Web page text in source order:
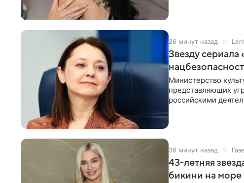
26 минут назад
Звезду
Министерство
представляющих
российскими
36 минут назад
43-летняя
бикини на море